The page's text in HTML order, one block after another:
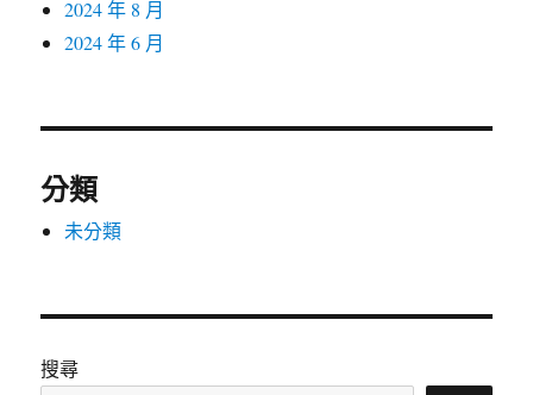
2024 年 8 月
2024 年 6 月
分類
未分類
搜尋